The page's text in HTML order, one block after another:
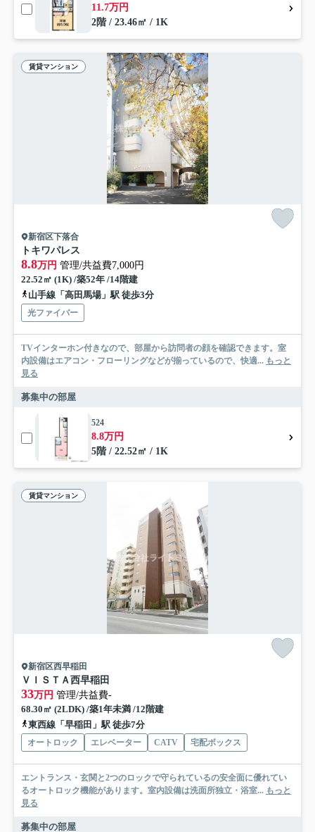
11.7万円
2階 / 23.46㎡ / 1K
賃貸マンション
新宿区下落合
トキワパレス
8.8万円 管理/共益費7,000円
22.52㎡ (1K) /築52年 /14階建
山手線「高田馬場」駅 徒歩3分
光ファイバー
TVインターホン付きなので、部屋から訪問者の顔を確認できます。室
内設備はエアコン・フローリングなどが揃っているので、快適... もっと
見る
募集中の部屋
524
8.8万円
5階 / 22.52㎡ / 1K
賃貸マンション
新宿区西早稲田
ＶＩＳＴＡ西早稲田
33万円 管理/共益費-
68.30㎡ (2LDK) /築1年未満 /12階建
東西線「早稲田」駅 徒歩7分
オートロック エレベーター CATV 宅配ボックス
エントランス・玄関と2つのロックで守られているの安全面に優れてい
るオートロック機能があります。室内設備は洗面所独立・浴室... もっと
見る
募集中の部屋